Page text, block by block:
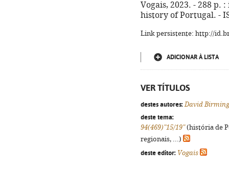
Vogais, 2023. - 288 p.
history of Portugal. -
Link persistente: http://
ADICIONAR À LISTA
VER TÍTULOS
destes autores: David
deste tema:
94(469)"15/19"(história de
regionais, ...)
deste editor: Vogais